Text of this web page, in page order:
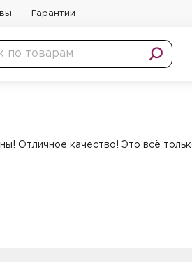
Гарантии
качество! Это всё